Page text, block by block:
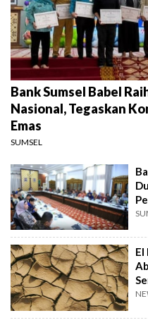
Bank Sumsel Babel
Nasional, Tegaskan
Emas
SUMSEL
El